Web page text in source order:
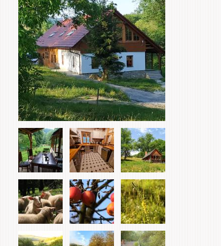
Items
Home & Interior
Garden & Orchard
Services
tabs